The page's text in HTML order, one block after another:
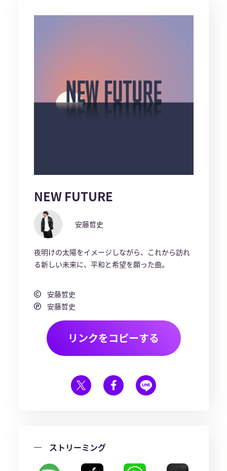
NEW FUTURE
安藤哲史
夜明けの太陽をイメージしながら、これから訪れ
る新しい未来に、平和と希望を願った曲。
安藤哲史
安藤哲史
リンクをコピーする
ストリーミング